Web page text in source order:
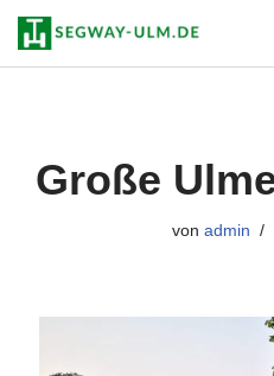
Zum
Große
von admin